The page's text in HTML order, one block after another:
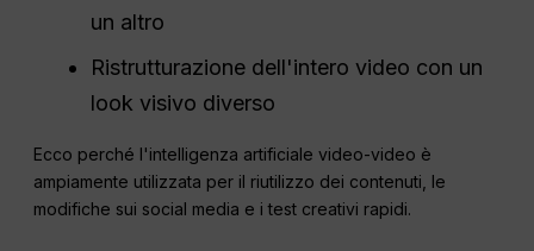
un altro
Ristrutturazione dell'intero video con un
look visivo diverso
Ecco perché l'intelligenza artificiale video-video è
ampiamente utilizzata per il riutilizzo dei contenuti, le
modifiche sui social media e i test creativi rapidi.